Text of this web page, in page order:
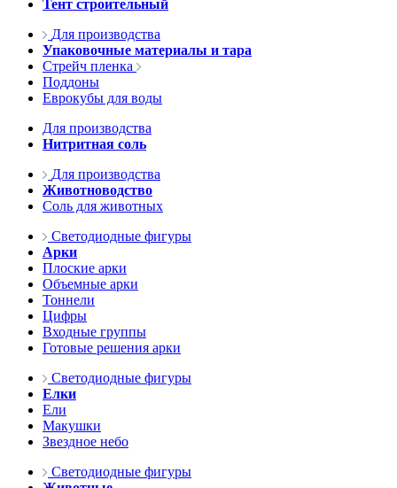
Тент строительный
Для производства
Упаковочные материалы и тара
Стрейч пленка
Поддоны
Еврокубы для воды
Для производства
Нитритная соль
Для производства
Животноводство
Соль для животных
Светодиодные фигуры
Арки
Плоские арки
Объемные арки
Тоннели
Цифры
Входные группы
Готовые решения арки
Светодиодные фигуры
Елки
Ели
Макушки
Звездное небо
Светодиодные фигуры